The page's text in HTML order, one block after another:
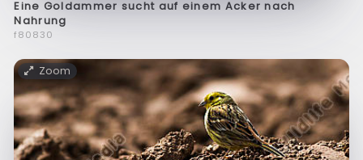
Eine Goldammer sucht auf einem Acker nach
Nahrung
f80830
Zoom